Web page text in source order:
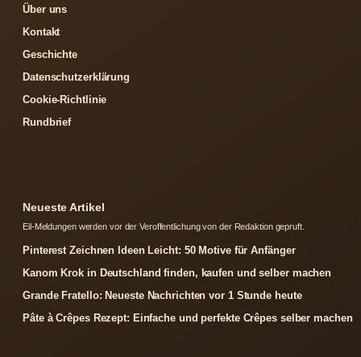
Über uns
Kontakt
Geschichte
Datenschutzerklärung
Cookie-Richtlinie
Rundbrief
Neueste Artikel
Eil-Meldungen werden vor der Veroffentlichung von der Redaktion gepruft.
Pinterest Zeichnen Ideen Leicht: 50 Motive für Anfänger
Kanom Krok in Deutschland finden, kaufen und selber machen
Grande Fratello: Neueste Nachrichten vor 1 Stunde heute
Pâte à Crêpes Rezept: Einfache und perfekte Crêpes selber machen